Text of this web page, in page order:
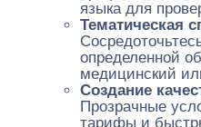
языка для
Тематическая
определенной
медицинский
Создание
Прозрачные
тарифы и